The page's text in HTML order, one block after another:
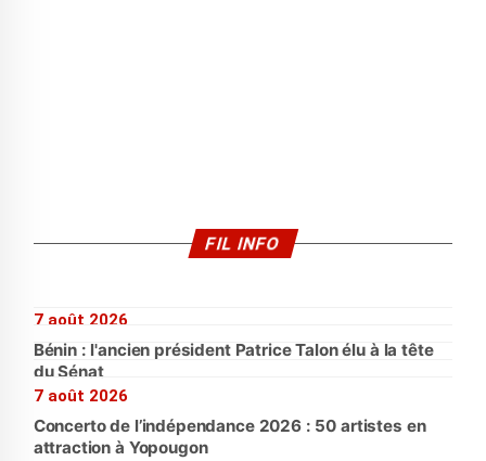
FIL INFO
7 août 2026
Bénin : l'ancien président Patrice Talon élu à la tête
du Sénat
7 août 2026
Concerto de l’indépendance 2026 : 50 artistes en
attraction à Yopougon